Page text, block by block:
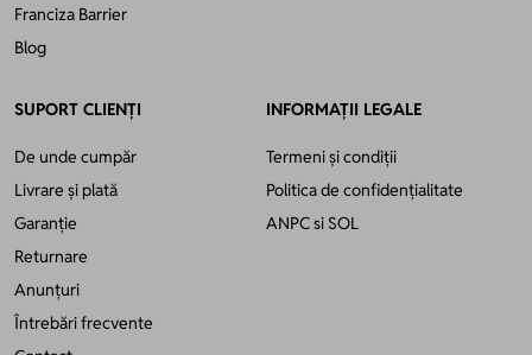
Franciza Barrier
Blog
SUPORT CLIENȚI
De unde cumpăr
Livrare și plată
Garanție
Returnare
Anunțuri
Întrebări frecvente
INFORMAȚII LEGALE
Termeni și condiții
Politica de confidențialitate
ANPCsi SOL